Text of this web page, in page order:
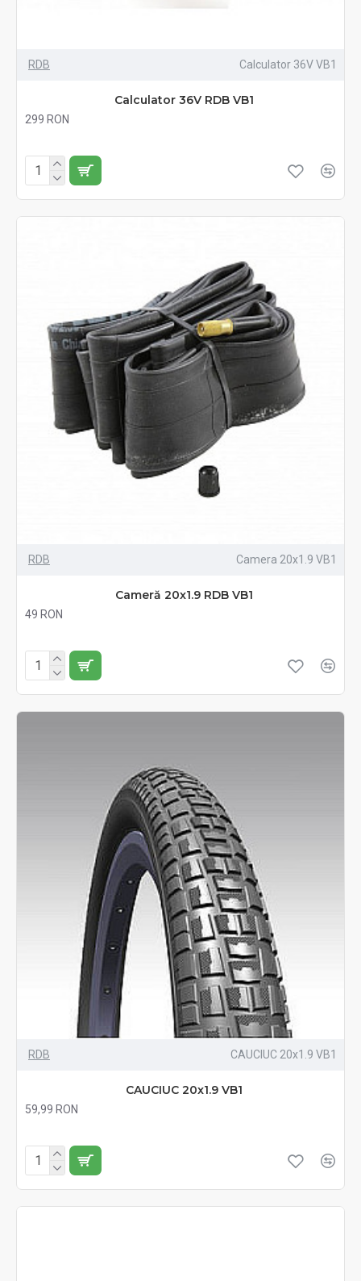
RDB Calculator 36V VB1
Calculator 36V RDB VB1
299 RON
RDB Camera 20x1.9 VB1
Cameră 20x1.9 RDB VB1
49 RON
RDB CAUCIUC 20x1.9 VB1
CAUCIUC 20x1.9 VB1
59,99 RON